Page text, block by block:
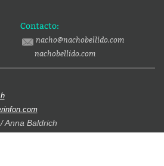
Contacto:
nacho@nachobellido.com
nachobellido.com
Anna Baldrich